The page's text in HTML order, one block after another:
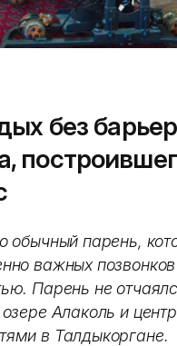
без
парень,
важных
Парень не
Алаколь и
в Талдыкоргане.